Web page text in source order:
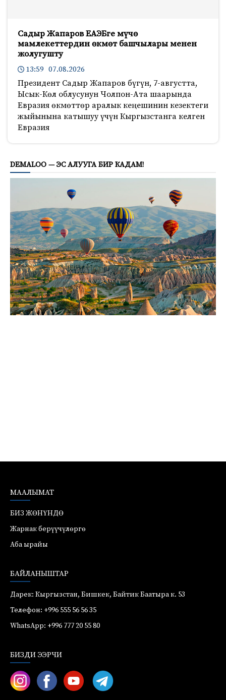
Садыр Жапаров ЕАЭБге мүчө
мамлекеттердин өкмөт башчылары менен
жолугушту
13:59 07.08.2026
Президент Садыр Жапаров бүгүн, 7-августта,
Ысык-Көл облусунун Чолпон-Ата шаарында
Евразия өкмөттөр аралык кеңешинин кезектеги
жыйынына катышуу үчүн Кыргызстанга келген
Евразия
DEMALOO — ЭС АЛУУГА БИР КАДАМ!
МААЛЫМАТ
БИЗ ЖӨНҮНДӨ
Жарнак берүүчүлөргө
Аба ырайы
БАЙЛАНЫШТАР
Дарек: Кыргызстан, Бишкек, Байтик Баатыра к. 53
Телефон: +996 555 56 56 35
WhatsApp: +996 777 20 55 80
БИЗДИ ЭЭРЧИ